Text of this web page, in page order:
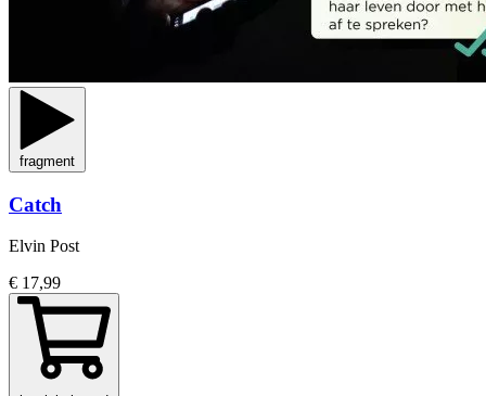
fragment
Catch
Elvin Post
€ 17,99